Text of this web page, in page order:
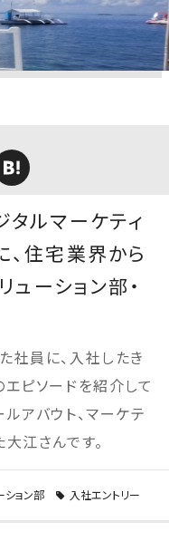
ルマーケティ
、住宅業界から
ューション部・
社員に、入社したき
ピソードを紹介して
アバウト、マーケテ
江さんです。
ション部 入社エントリー